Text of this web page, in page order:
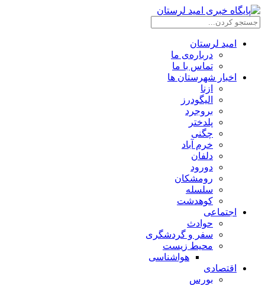
امید لرستان
درباره‌ی ما
تماس با ما
اخبار شهرستان ها
ازنا
الیگودرز
بروجرد
پلدختر
چگنی
خرم آباد
دلفان
دورود
رومشکان
سلسله
کوهدشت
اجتماعی
حوادث
سفر و گردشگری
محیط زیست
هواشناسی
اقتصادی
بورس